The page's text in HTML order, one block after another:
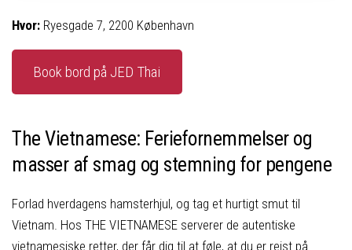
Hvor: Ryesgade 7, 2200 København
Book bord på JED Thai
The Vietnamese: Feriefornemmelser og
masser af smag og stemning for pengene
Forlad hverdagens hamsterhjul, og tag et hurtigt smut til
Vietnam. Hos THE VIETNAMESE serverer de autentiske
vietnamesiske retter, der får dig til at føle, at du er rejst på